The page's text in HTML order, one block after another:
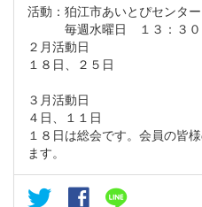
活動：狛江市あいとぴセンタ
毎週水曜日 １３：３０
２月活動日
１８日、２５日
３月活動日
４日、１１日
１８日は総会です。会員の皆
ます。